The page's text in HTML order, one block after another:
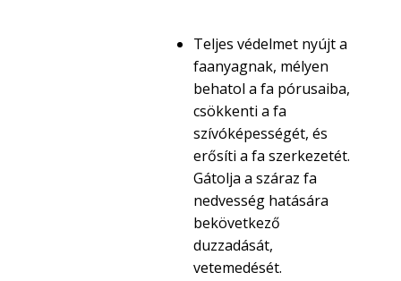
Teljes védelmet nyújt a
faanyagnak, mélyen
behatol a fa pórusaiba,
csökkenti a fa
szívóképességét, és
erősíti a fa szerkezetét.
Gátolja a száraz fa
nedvesség hatására
bekövetkező
duzzadását,
vetemedését.